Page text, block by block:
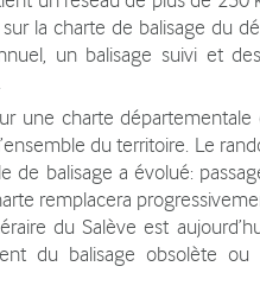
la charte de balisage du
un balisage suivi et
une charte
du territoire. Le
de balisage a évolué:
remplacera
du Salève est
du balisage obsolète